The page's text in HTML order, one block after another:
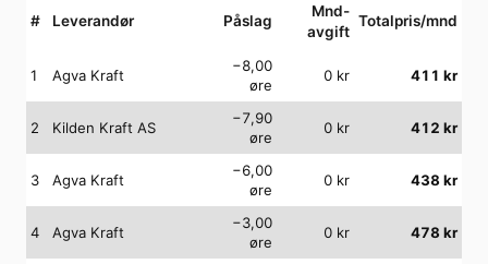
# Leverandør Påslag
Mnd-
avgift
Totalpris/mnd
1 Agva Kraft
−8,00
øre
0 kr 411 kr
2 Kilden Kraft AS
−7,90
øre
0 kr 412 kr
3 Agva Kraft
−6,00
øre
0 kr 438 kr
4 Agva Kraft
−3,00
øre
0 kr 478 kr